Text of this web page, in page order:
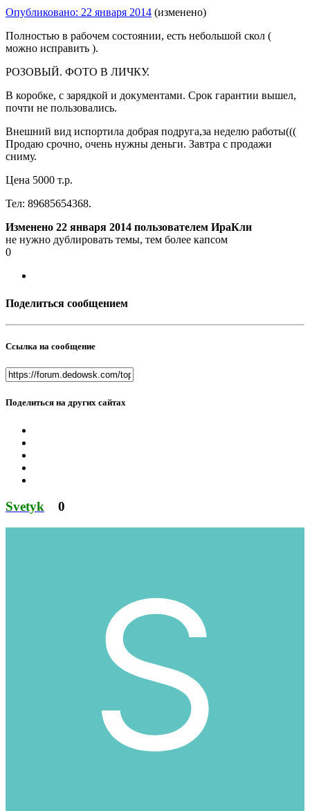
Опубликовано: 22 января 2014 (изменено)
Полностью в рабочем состоянии, есть небольшой скол (
можно исправить ).
РОЗОВЫЙ. ФОТО В ЛИЧКУ.
В коробке, с зарядкой и документами. Срок гарантии вышел,
почти не пользовались.
Внешний вид испортила добрая подруга,за неделю работы(((
Продаю срочно, очень нужны деньги. Завтра с продажи
сниму.
Цена 5000 т.р.
Тел: 89685654368.
Изменено 22 января 2014 пользователем ИраКли
не нужно дублировать темы, тем более капсом
0
Поделиться сообщением
Ссылка на сообщение
Поделиться на других сайтах
Svetyk 0